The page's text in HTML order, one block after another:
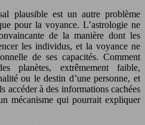
plausible est un autre problème
pour la voyance. L’astrologie ne
de la manière dont les
les individus, et la voyance ne
de ses capacités. Comment
planètes, extrêmement faible,
ou le destin d’une personne, et
accéder à des informations cachées
mécanisme qui pourrait expliquer